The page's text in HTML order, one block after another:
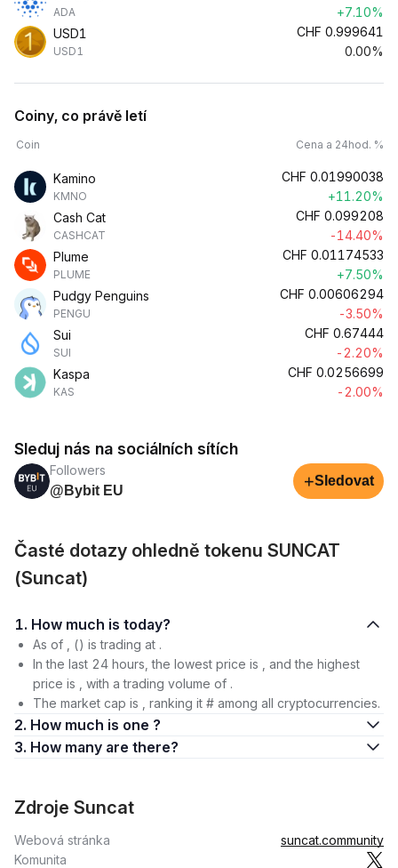
ADA
+7.10%
USD1
USD1
CHF 0.999641
0.00%
Coiny, co právě letí
Coin Cena a 24hod. %
Kamino
KMNO
CHF 0.01990038
+11.20%
Cash Cat
CASHCAT
CHF 0.099208
-14.40%
Plume
PLUME
CHF 0.01174533
+7.50%
Pudgy Penguins
PENGU
CHF 0.00606294
-3.50%
Sui
SUI
CHF 0.67444
-2.20%
Kaspa
KAS
CHF 0.0256699
-2.00%
Sleduj nás na sociálních sítích
Followers
@Bybit EU
+Sledovat
Časté dotazy ohledně tokenu SUNCAT
(Suncat)
1. How much is today?
As of , () is trading at .
In the last 24 hours, the lowest price is , and the highest
price is , with a trading volume of .
The market cap is , ranking it # among all cryptocurrencies.
2. How much is one ?
3. How many are there?
Zdroje Suncat
Webová stránka
suncat.community
Komunita